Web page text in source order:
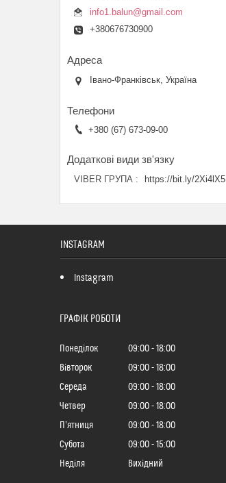
info1.balun@gmail.com
+380676730900
Івано-Франківськ, Україна
+380 (67) 673-09-00
VIBER ГРУПА https://bit.ly/2Xi4lX5
INSTAGRAM
Instagram
ГРАФІК РОБОТИ
Понеділок 09:00
18:00
Вівторок
09:00
18:00
Середа
09:00
18:00
Четвер
09:00
18:00
Пʼятниця
09:00
18:00
Субота
09:00
15:00
Неділя
Вихідний